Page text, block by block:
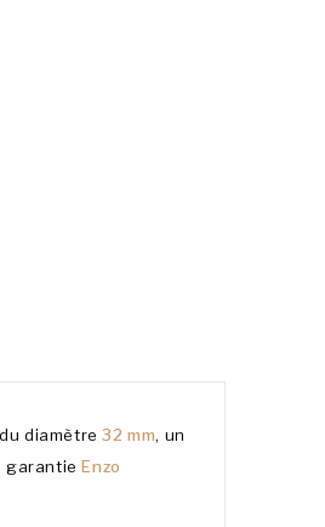
du diamètre32 mm, un
garantieEnzo